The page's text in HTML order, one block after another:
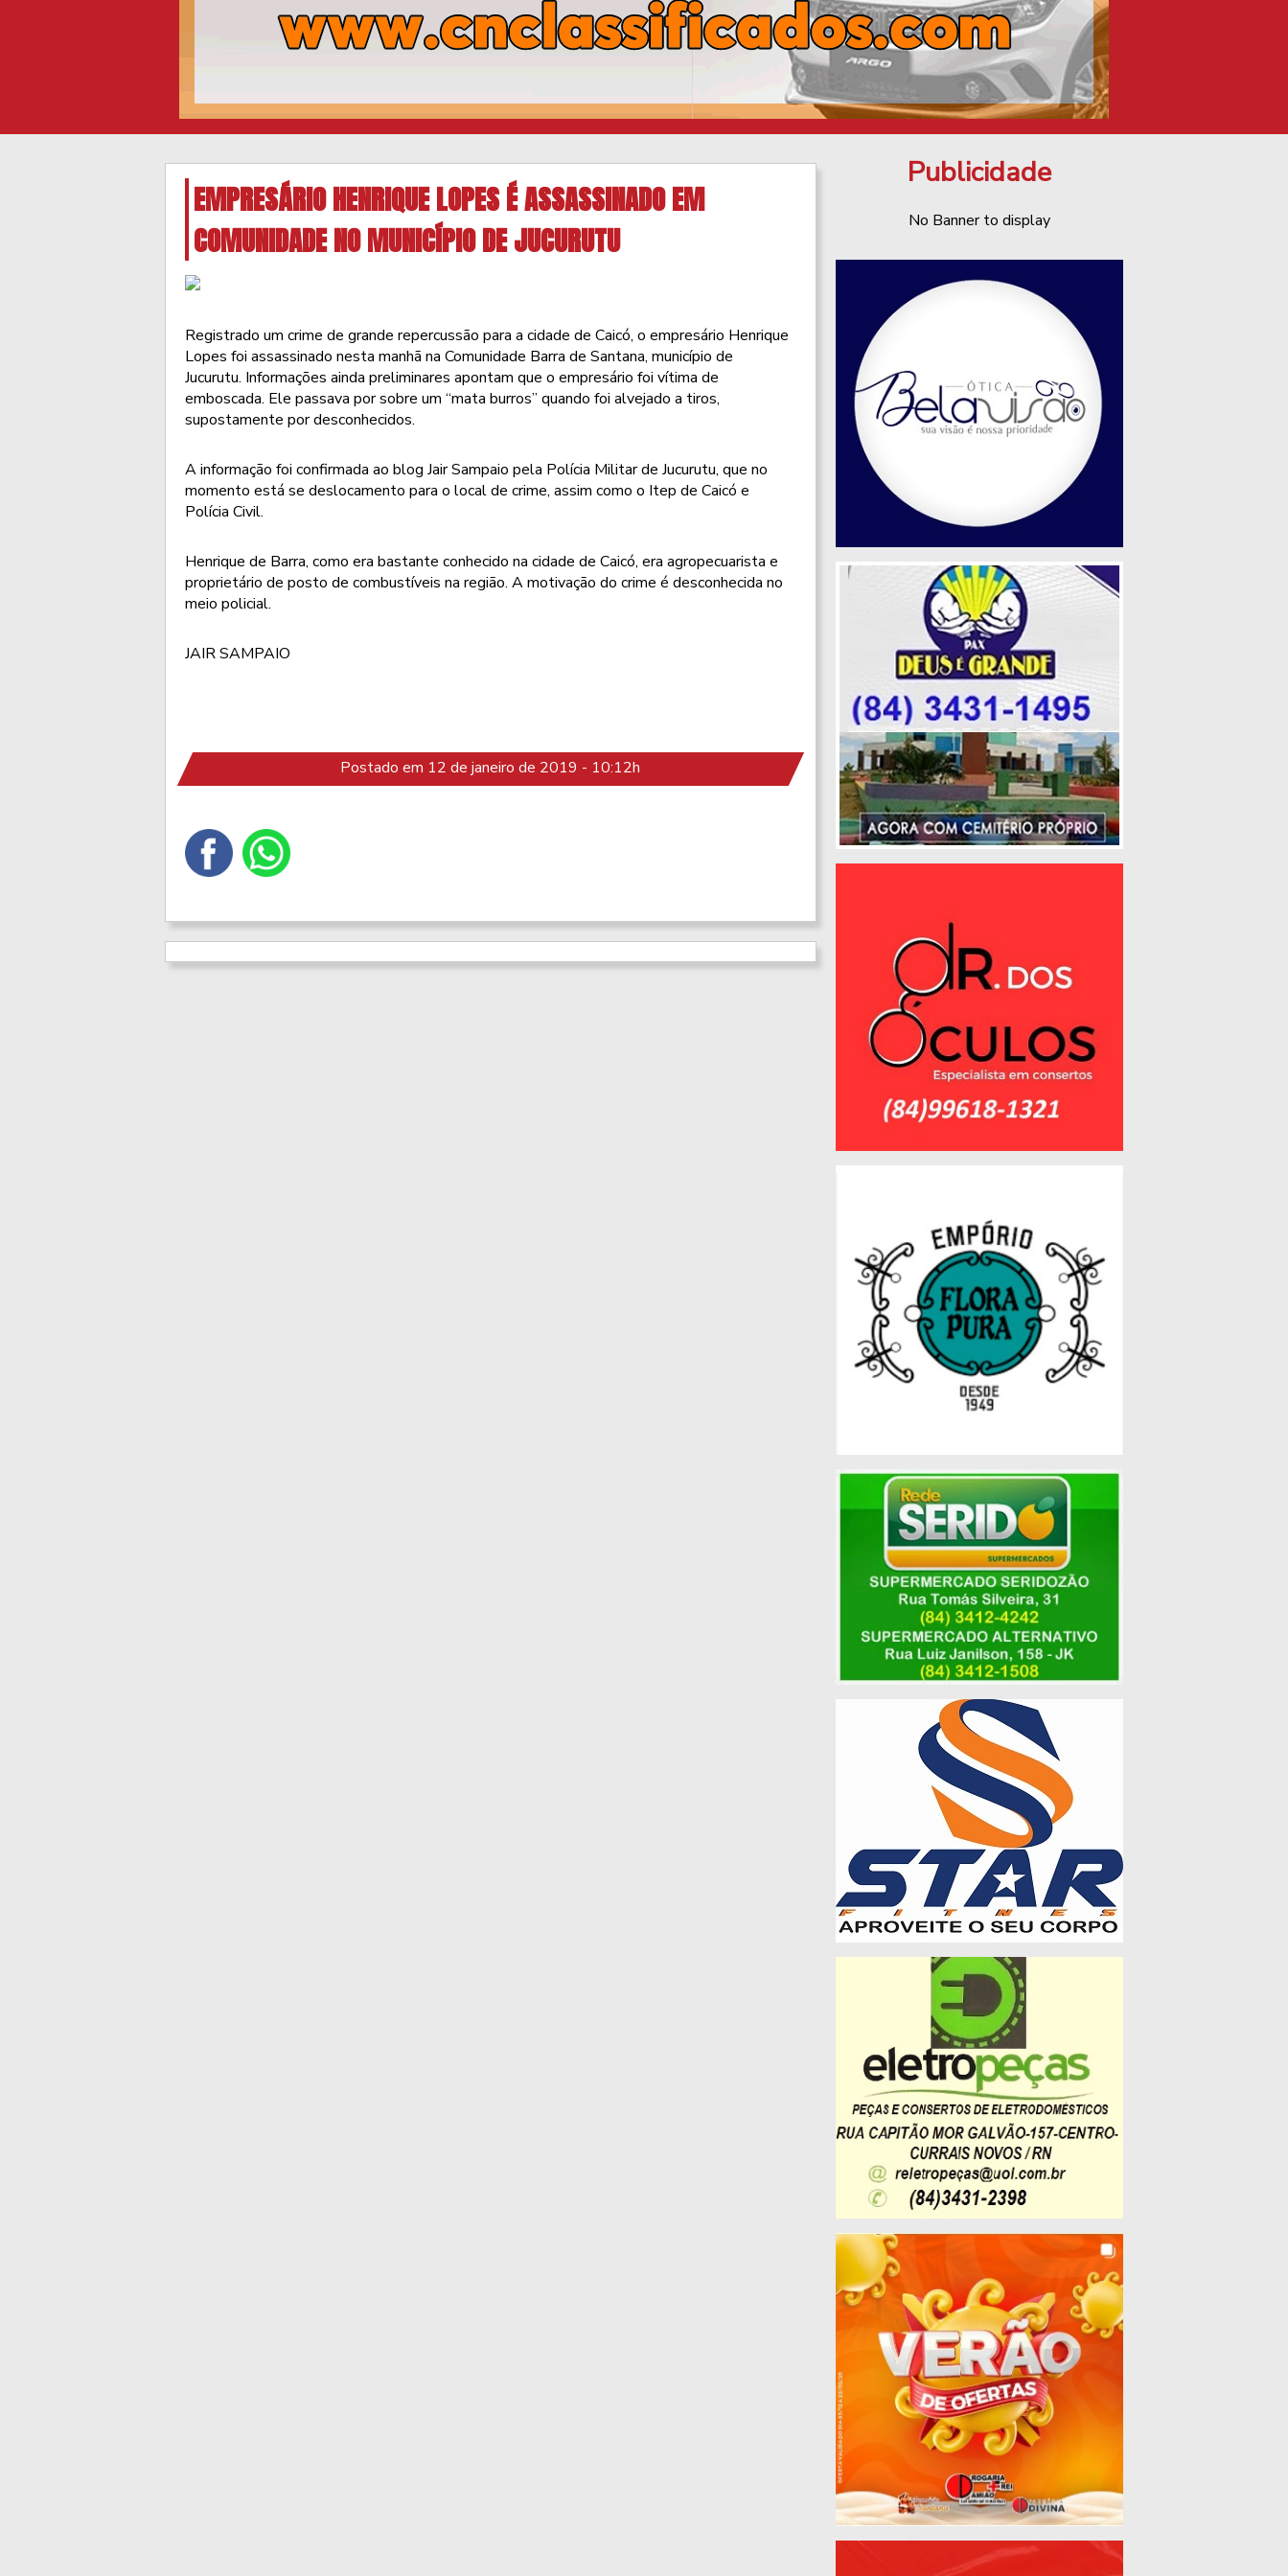
EMPRESÁRIO HENRIQUE LOPES É ASSASSINADO EM
COMUNIDADE NO MUNICÍPIO DE JUCURUTU
Registrado um crime de grande repercussão para a cidade de Caicó, o empresário Henrique
Lopes foi assassinado nesta manhã na Comunidade Barra de Santana, município de
Jucurutu. Informações ainda preliminares apontam que o empresário foi vítima de
emboscada. Ele passava por sobre um “mata burros” quando foi alvejado a tiros,
supostamente por desconhecidos.
A informação foi confirmada ao blog Jair Sampaio pela Polícia Militar de Jucurutu, que no
momento está se deslocamento para o local de crime, assim como o Itep de Caicó e
Polícia Civil.
Henrique de Barra, como era bastante conhecido na cidade de Caicó, era agropecuarista e
proprietário de posto de combustíveis na região. A motivação do crime é desconhecida no
meio policial.
JAIR SAMPAIO
Postado em 12 de janeiro de 2019 - 10:12h
Publicidade
No Banner to display